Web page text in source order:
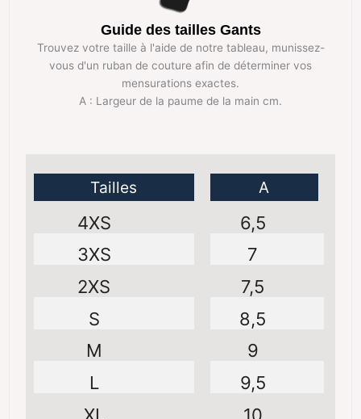
Guide des tailles Gants
Trouvez votre taille à l'aide de notre tableau, munissez-
vous d'un ruban de couture afin de déterminer vos
mensurations exactes.
A : Largeur de la paume de la main cm.
Tailles
4XS
3XS
2XS
S
M
L
A
6,5
7
7,5
8,5
9
9,5